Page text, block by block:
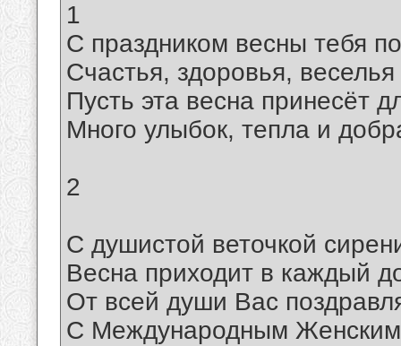
1
С праздником весны тебя
Счастья, здоровья,
Пусть эта весна принесёт
Много улыбок, тепла и
2
С душистой веточкой
Весна приходит в каждый
От всей души Вас
С Международным